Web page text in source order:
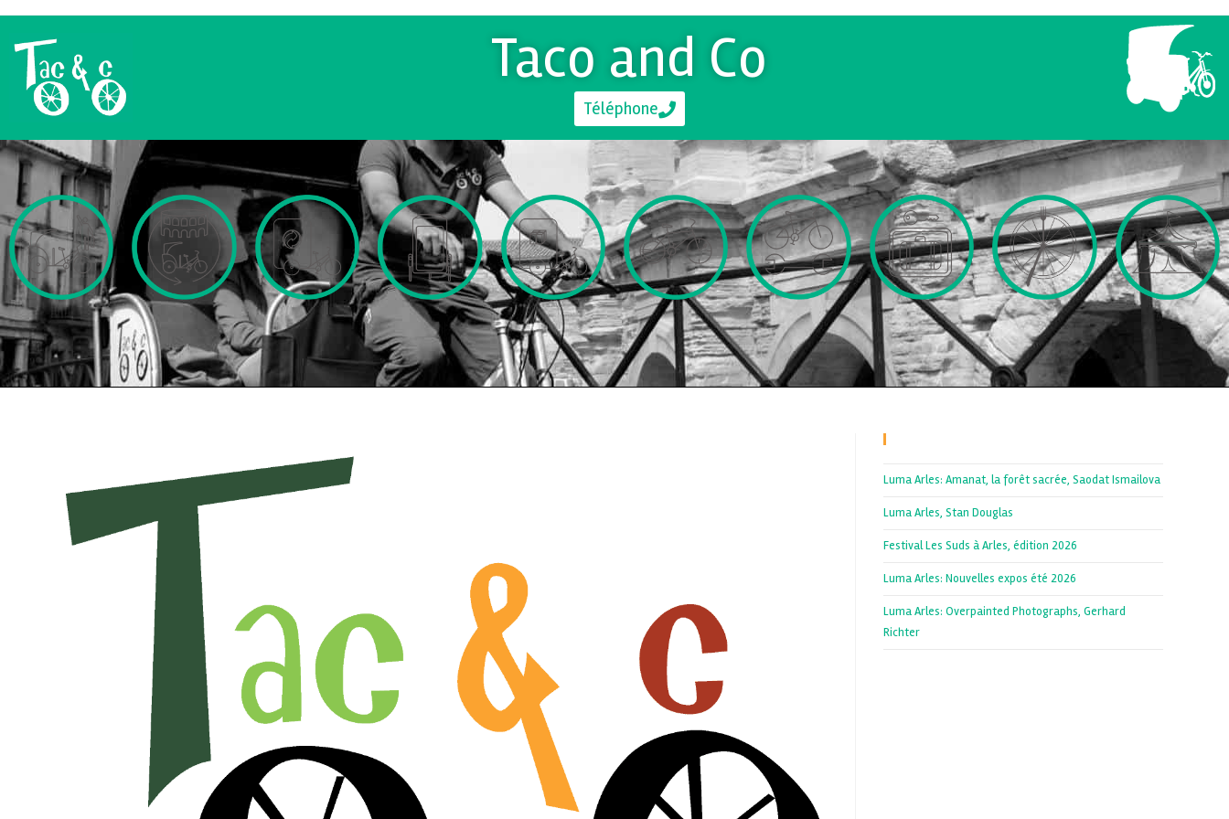
Taco and Co
Téléphone
Luma Arles: Amanat, la forêt sacrée, Saodat Ismailova
Luma Arles, Stan Douglas
Festival Les Suds à Arles, édition 2026
Luma Arles: Nouvelles expos été 2026
Luma Arles: Overpainted Photographs, Gerhard
Richter